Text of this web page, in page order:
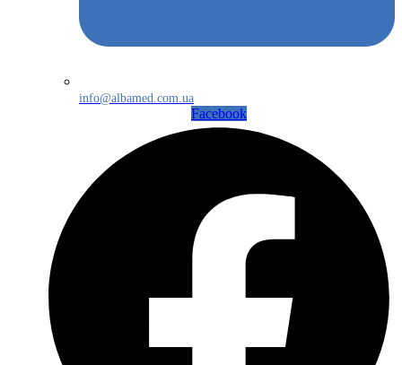
info@albamed.com.ua
Facebook